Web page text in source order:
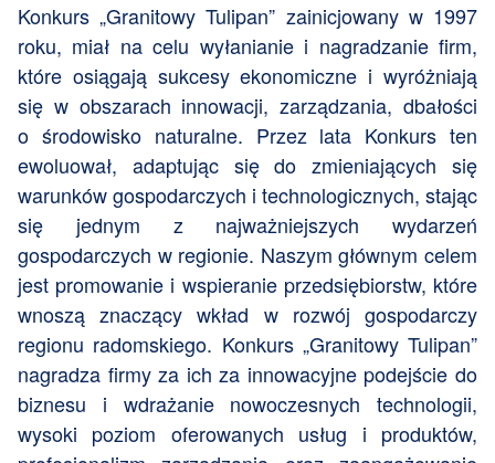
Konkurs „Granitowy Tulipan” zainicjowany w 1997
roku, miał na celu wyłanianie i nagradzanie firm,
które osiągają sukcesy ekonomiczne i wyróżniają
się w obszarach innowacji, zarządzania, dbałości
o środowisko naturalne. Przez lata Konkurs ten
ewoluował, adaptując się do zmieniających się
warunków gospodarczych i technologicznych, stając
się jednym z najważniejszych wydarzeń
gospodarczych w regionie. Naszym głównym celem
jest promowanie i wspieranie przedsiębiorstw, które
wnoszą znaczący wkład w rozwój gospodarczy
regionu radomskiego. Konkurs „Granitowy Tulipan”
nagradza firmy za ich za innowacyjne podejście do
biznesu i wdrażanie nowoczesnych technologii,
wysoki poziom oferowanych usług i produktów,